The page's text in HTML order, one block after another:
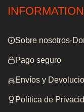
INFORMATION
Sobre nosotros-
Pago seguro
Envíos y
Política de